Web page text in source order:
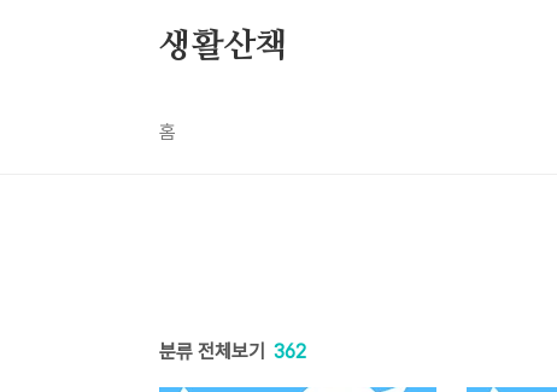
생활산책
홈
분류 전체보기 362